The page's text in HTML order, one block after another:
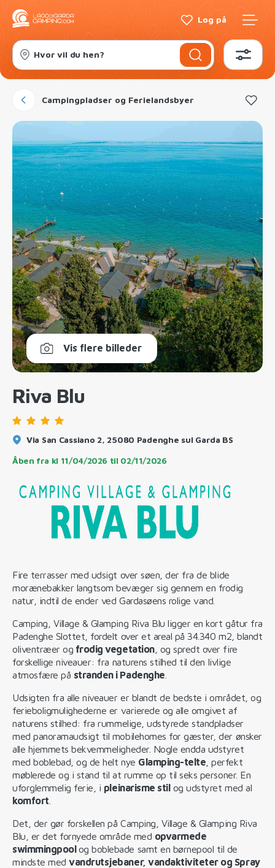
Log på
Hvor vil du hen?
Campingpladser og Ferielandsbyer
Vis flere billeder
Riva Blu
Via San Cassiano 2, 25080 Padenghe sul Garda BS
Åben fra kl 11/04/2026 til 02/11/2026
Fire terrasser med udsigt over søen, der fra de blide
morænebakker langtsom bevæger sig gennem en frodig
natur, indtil de ender ved Gardasøens rolige vand.
Camping, Village & Glamping Riva Blu ligger en kort gåtur fra
Padenghe Slottet, fordelt over et areal på 34.340 m2, blandt
oliventræer og frodig vegetation, og spredt over fire
forskellige niveauer: fra naturens stilhed til den livlige
atmosfære på stranden i Padenghe
Udsigten fra alle niveauer er blandt de bedste i området, og
ferieboligmulighederne er varierede og alle omgivet af
naturens stilhed: fra rummelige, udstyrede standpladser
med panoramaudsigt til mobilehomes for gæster, der ønsker
alle hjemmets bekvemmeligheder. Nogle endda udstyret
med boblebad, og de helt nye Glamping-telte , perfekt
møblerede og i stand til at rumme op til seks personer. En
uforglemmelig ferie, i pleinarisme stilog udstyret med al
komfort
Det, der gør forskellen på Camping, Village & Glamping Riva
Blu, er det fornyede område med opvarmede
swimmingpoolog boblebade samt en børnepool til de
mindste medvandrutsjebaner, vandaktiviteter og Spray